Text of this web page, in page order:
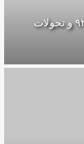
مستند فروشنده 1 - پشت پرده مناظرات انتخاباتی ۹۲ و تحولات